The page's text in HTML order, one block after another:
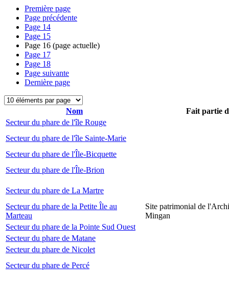
Première page
Page précédente
Page 14
Page 15
Page 16 (page actuelle)
Page 17
Page 18
Page suivante
Dernière page
Nom
Fait partie
Secteur du phare de l'île Rouge
Secteur du phare de l'île Sainte-Marie
Secteur du phare de l'Île-Bicquette
Secteur du phare de l'Île-Brion
Secteur du phare de La Martre
Secteur du phare de la Petite Île au
Marteau
Site patrimonial de
Mingan
Secteur du phare de la Pointe Sud Ouest
Secteur du phare de Matane
Secteur du phare de Nicolet
Secteur du phare de Percé